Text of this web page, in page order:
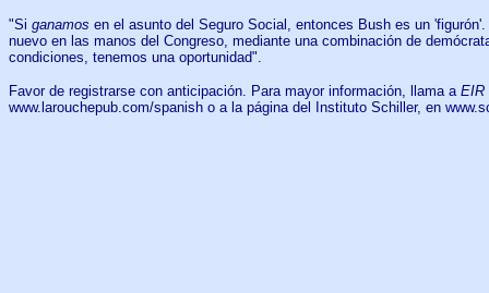
"Si ganamos en el asunto del Seguro Social, entonces Bush es un
nuevo en las manos del Congreso, mediante una combinación de
condiciones, tenemos una oportunidad".
Favor de registrarse con anticipación. Para mayor información, llama a EIR
www.larouchepub.com/spanish o a la página del Instituto Schiller, en